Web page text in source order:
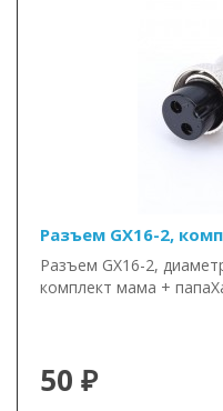
Разъем GX16-2,
Разъем GX16-2,
комплект мама +
50 ₽